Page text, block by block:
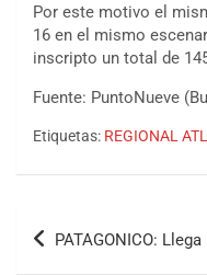
Por este motivo el
16 en el mismo
inscripto un total de
Fuente: PuntoNueve
Etiquetas: REGIONAL
Navegación
PATAGONICO:
08/09-AGO
Ramiro Tot (Asfalto)